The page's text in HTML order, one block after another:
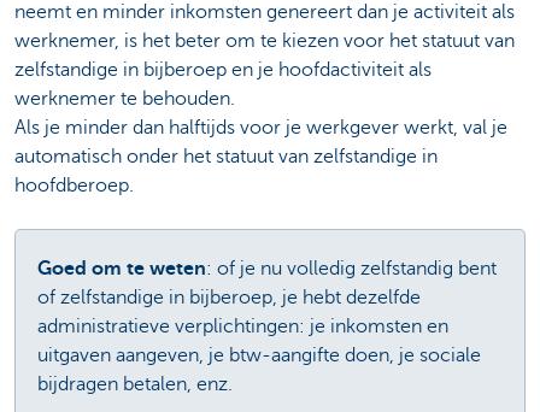
neemt en minder inkomsten genereert dan je activiteit als
werknemer, is het beter om te kiezen voor het statuut van
zelfstandige in bijberoep en je hoofdactiviteit als
werknemer te behouden.
Als je minder dan halftijds voor je werkgever werkt, val je
automatisch onder het statuut van zelfstandige in
hoofdberoep.
Goed om te weten: of je nu volledig zelfstandig bent
of zelfstandige in bijberoep, je hebt dezelfde
administratieve verplichtingen: je inkomsten en
uitgaven aangeven, je btw-aangifte doen, je sociale
bijdragen betalen, enz.